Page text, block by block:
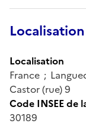
Localisation
Localisation
France ;
Castor (rue) 9
Code INSEE de
30189